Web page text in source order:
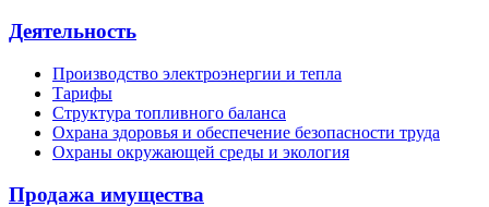
Деятельность
Производство электроэнергии и тепла
Тарифы
Структура топливного баланса
Охрана здоровья и обеспечение безопасности труда
Охраны окружающей среды и экология
Продажа имущества